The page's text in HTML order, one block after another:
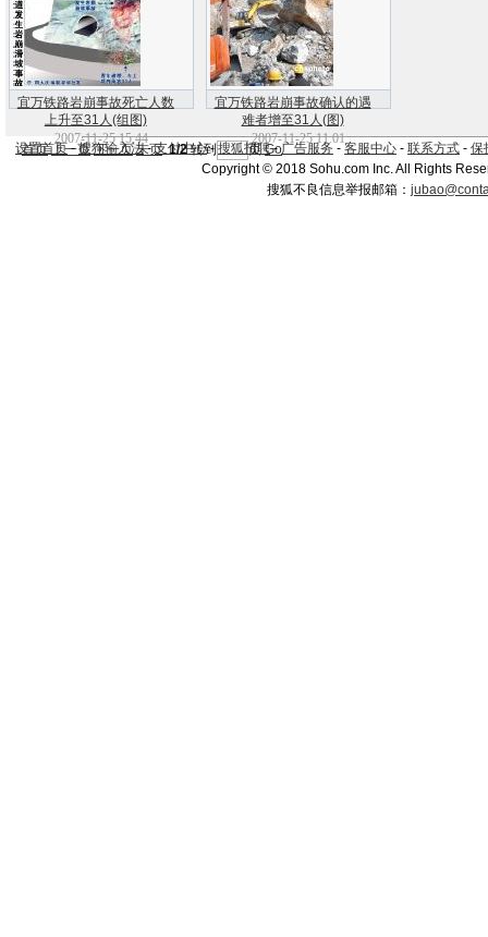
宜万铁路岩崩事故死亡人数
上升至31人(组图)
2007-11-25 15:44
宜万铁路岩崩事故确认的遇
难者增至31人(图)
2007-11-25 11:01
首页 上一页 下一页 末页 1/2转到 页Go
设置首页-搜狗输入法-支付中心-搜狐招聘-广告服务 - 客服中心 - 联系方式 - 保
Copyright © 2018 Sohu.com Inc. All Rights
搜狐不良信息举报邮箱：